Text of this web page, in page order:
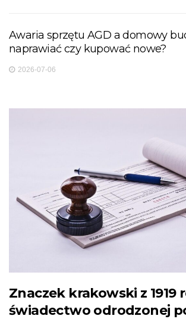
Awaria sprzętu AGD a domowy
naprawiać czy kupować nowe?
2026-07-06
Znaczek krakowski z 1919
świadectwo odrodzonej